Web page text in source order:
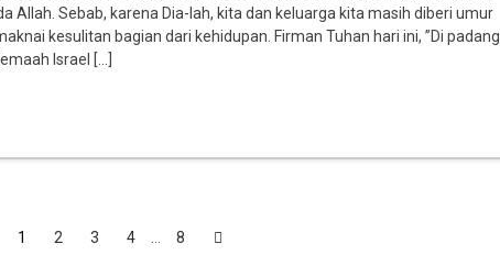
Allah. Sebab, karena Dia-lah, kita dan keluarga kita masih diberi umur
kesulitan bagian dari kehidupan. Firman Tuhan hari ini, ”Di padang
Israel […]
1 2 3 4 8